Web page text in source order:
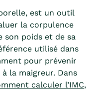
est un outil
la corpulence
son poids et de sa
utilisé dans
pour prévenir
la maigreur. Dans
calculer l’IMC,